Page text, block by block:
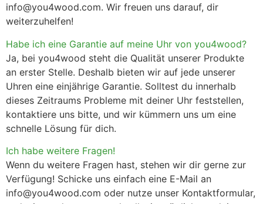
info@you4wood.com. Wir freuen uns darauf, dir
weiterzuhelfen!
Habe ich eine Garantie auf meine Uhr von you4wood?
Ja, bei you4wood steht die Qualität unserer Produkte
an erster Stelle. Deshalb bieten wir auf jede unserer
Uhren eine einjährige Garantie. Solltest du innerhalb
dieses Zeitraums Probleme mit deiner Uhr feststellen,
kontaktiere uns bitte, und wir kümmern uns um eine
schnelle Lösung für dich.
Ich habe weitere Fragen!
Wenn du weitere Fragen hast, stehen wir dir gerne zur
Verfügung! Schicke uns einfach eine E-Mail an
info@you4wood.com oder nutze unser Kontaktformular,